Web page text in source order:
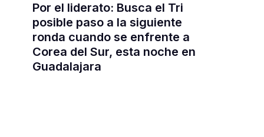
Por el liderato: Busca el Tri
posible paso a la siguiente
ronda cuando se enfrente a
Corea del Sur, esta noche en
Guadalajara